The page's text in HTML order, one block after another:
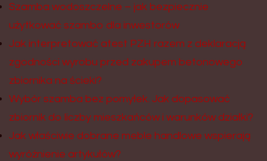
Szamba wodoszczelne – jak bezpiecznie
użytkować szambo dla inwestorów
Jak interpretować atest PZH razem z deklaracją
zgodności wyrobu przed zakupem betonowego
zbiornika na ścieki?
Wybór szamba bez pomyłek. Jak dopasować
zbiornik do liczby mieszkańców i warunków działki?
Jak właściwie dobrane meble handlowe wspierają
wyróżnienie artykułów?